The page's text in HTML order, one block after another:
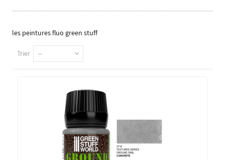
les peintures fluo green stuff
Trier --